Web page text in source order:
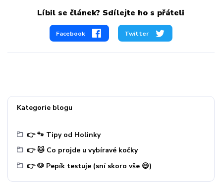
Kategorie blogu
👉 🐾 Tipy od Holinky
👉 🐱 Co projde u vybíravé kočky
👉 🐶 Pepík testuje (sní skoro vše 😄)
Líbil se článek? Sdílejte ho s přáteli
Facebook Twitter